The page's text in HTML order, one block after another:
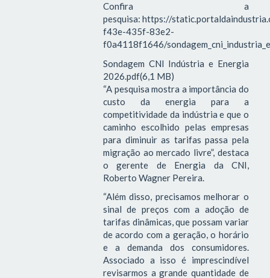
Confira a
pesquisa: https://
f43e-435f-83e2-
f0a4118f1646/
Sondagem CNI Indústria e Energia
2026.pdf(6,1 MB)
“A pesquisa mostra a importância do
custo da energia para a
competitividade da indústria e que o
caminho escolhido pelas empresas
para diminuir as tarifas passa pela
migração ao mercado livre”, destaca
o gerente de Energia da CNI,
Roberto Wagner Pereira.
“Além disso, precisamos melhorar o
sinal de preços com a adoção de
tarifas dinâmicas, que possam variar
de acordo com a geração, o horário
e a demanda dos consumidores.
Associado a isso é imprescindível
revisarmos a grande quantidade de